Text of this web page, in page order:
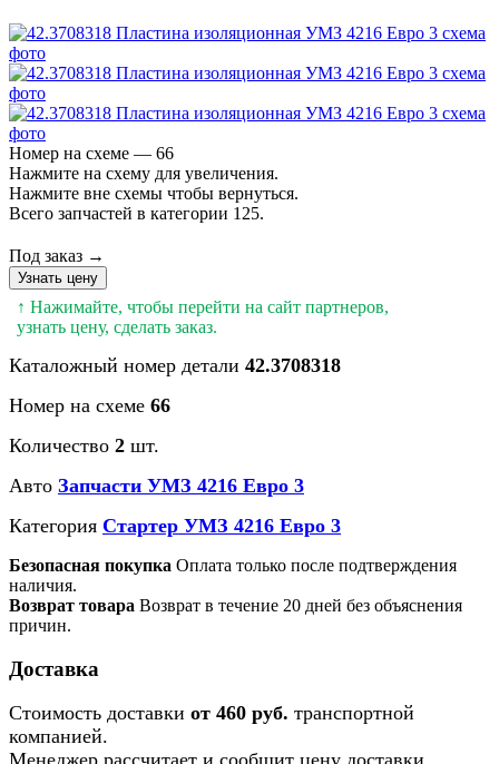
Номер на схеме — 66
Нажмите на схему для увеличения.
Нажмите вне схемы чтобы вернуться.
Всего запчастей в категории 125.
Под заказ →
Узнать цену
↑ Нажимайте, чтобы перейти на сайт партнеров,
узнать цену, сделать заказ.
Каталожный номер детали 42.3708318
Номер на схеме 66
Количество 2 шт.
Авто Запчасти УМЗ 4216 Евро 3
Категория Стартер УМЗ 4216 Евро 3
Безопасная покупка Оплата только после подтверждения
наличия.
Возврат товара Возврат в течение 20 дней без объяснения
причин.
Доставка
Стоимость доставки от 460 руб. транспортной
компанией.